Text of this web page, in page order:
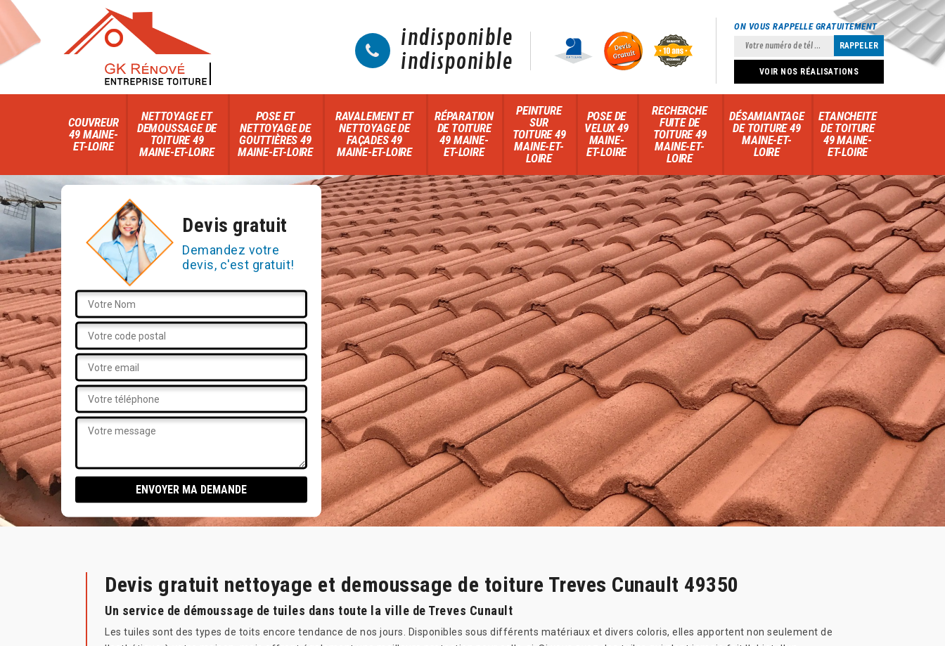
indisponible
indisponible
ON VOUS RAPPELLE GRATUITEMENT
VOIR NOS RÉALISATIONS
COUVREUR
49 MAINE-
ET-LOIRE
NETTOYAGE ET
DEMOUSSAGE DE
TOITURE 49
MAINE-ET-LOIRE
POSE ET
NETTOYAGE DE
GOUTTIÈRES 49
MAINE-ET-LOIRE
RAVALEMENT ET
NETTOYAGE DE
FAÇADES 49
MAINE-ET-LOIRE
RÉPARATION
DE TOITURE
49 MAINE-
ET-LOIRE
PEINTURE
SUR
TOITURE 49
MAINE-ET-
LOIRE
POSE DE
VELUX 49
MAINE-
ET-LOIRE
RECHERCHE
FUITE DE
TOITURE 49
MAINE-ET-
LOIRE
DÉSAMIANTAGE
DE TOITURE 49
MAINE-ET-
LOIRE
ETANCHEITE
DE TOITURE
49 MAINE-
ET-LOIRE
Devis gratuit
Demandez votre
devis, c'est gratuit!
Devis gratuit nettoyage et demoussage de toiture Treves Cunault 49350
Un service de démoussage de tuiles dans toute la ville de Treves Cunault
Les tuiles sont des types de toits encore tendance de nos jours. Disponibles sous différents matériaux et divers coloris, elles apportent non seulement de